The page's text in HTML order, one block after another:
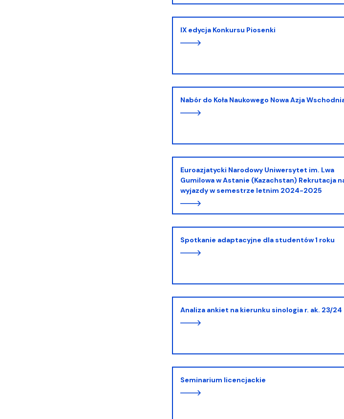
IX edycja Konkursu Piosenki
Nabór do Koła Naukowego Nowa Azja
Euroazjatycki Narodowy Uniwersytet im. Lwa
Gumilowa w Astanie (Kazachstan) Rekrutacja
wyjazdy w semestrze letnim 2024-2025
Spotkanie adaptacyjne dla studentów 1 roku
Analiza ankiet na kierunku sinologia r. ak. 23/24
Seminarium licencjackie